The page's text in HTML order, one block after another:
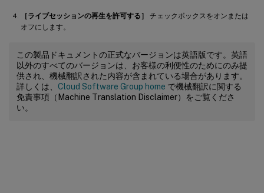
［ライブセッションの再生を許可する］
チェックボックスをオンまたは
オフにします。
この製品ドキュメントの正式なバージョンは英語版です。英語
以外のすべてのバージョンは、お客様の利便性のためにのみ提
供され、機械翻訳された内容が含まれている場合があります。
詳しくは、 Cloud Software Group home で機械翻訳に関する
免責事項（Machine Translation Disclaimer）をご覧くださ
い。